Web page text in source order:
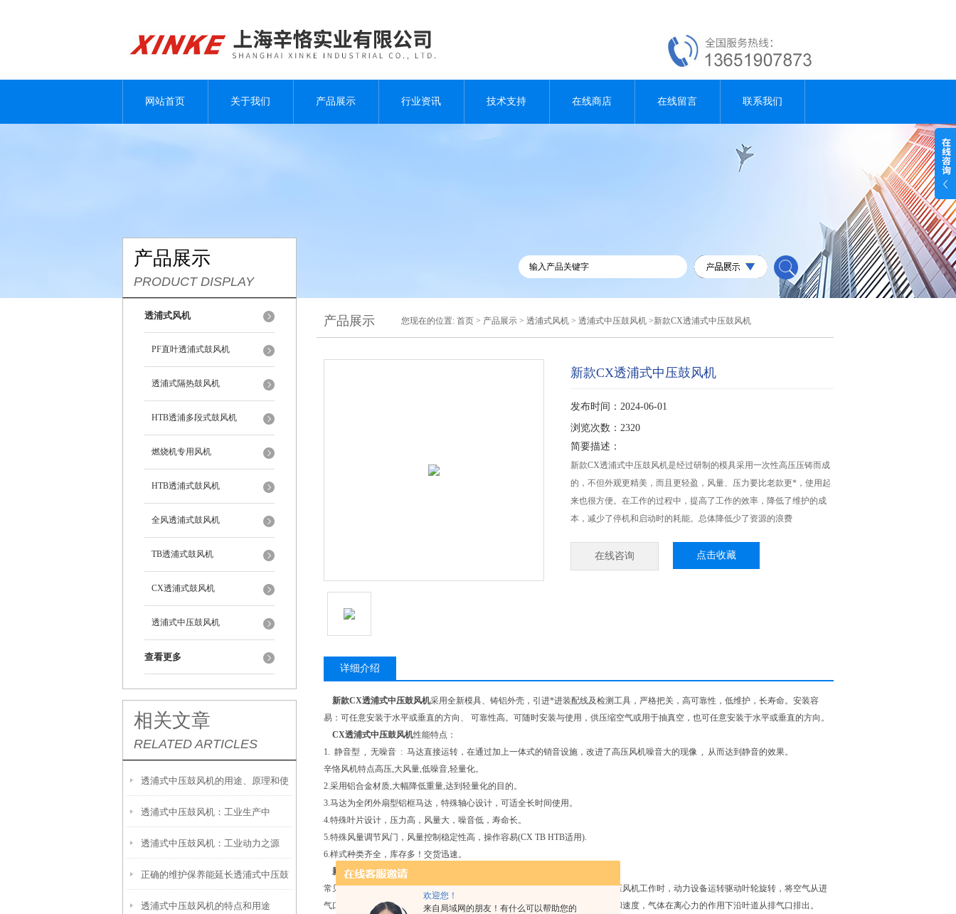
欢迎您！
来自局域网的朋友！有什么可以帮助您的
网站首页 关于我们 产品展示 行业资讯 技术支持 在线商店 在线留言 联系我们
产品展示
PRODUCT DISPLAY
透浦式风机
PF直叶透浦式鼓风机
透浦式隔热鼓风机
HTB透浦多段式鼓风机
燃烧机专用风机
HTB透浦式鼓风机
全风透浦式鼓风机
TB透浦式鼓风机
CX透浦式鼓风机
透浦式中压鼓风机
查看更多
相关文章
RELATED ARTICLES
透浦式中压鼓风机的用途、原理和使
用方法
透浦式中压鼓风机：工业生产中
的“动力之源”
透浦式中压鼓风机：工业动力之源
正确的维护保养能延长透浦式中压鼓
风机使用寿命
透浦式中压鼓风机的特点和用途
产品展示 您现在的位置: 首页 > 产品展示 > 透浦式风机 > 透浦式中压鼓风机 >新款CX透浦式中压鼓风机
新款CX透浦式中压鼓风机
发布时间：2024-06-01
浏览次数：2320
简要描述：
新款CX透浦式中压鼓风机是经过研制的模具采用一次性高压压铸而成
的，不但外观更精美，而且更轻盈，风量、压力要比老款更*，使用起
来也很方便。在工作的过程中，提高了工作的效率，降低了维护的成
本，减少了停机和启动时的耗能。总体降低少了资源的浪费
在线咨询 点击收藏
详细介绍
新款CX透浦式中压鼓风机采用全新模具、铸铝外壳，引进*进装配线及检测工具，严格把关，高可靠性，低维护，长寿命。安装容
易：可任意安装于水平或垂直的方向、 可靠性高。可随时安装与使用，供压缩空气或用于抽真空，也可任意安装于水平或垂直的方向。
CX透浦式中压鼓风机性能特点：
1. 静音型 , 无噪音 : 马达直接运转，在通过加上一体式的销音设施，改进了高压风机噪音大的现像 , 从而达到静音的效果。
辛恪风机特点高压,大风量,低噪音,轻量化。
2.采用铝合金材质,大幅降低重量,达到轻量化的目的。
3.马达为全闭外扇型铝框马达，特殊轴心设计，可适全长时间使用。
4.特殊叶片设计，压力高，风量大，噪音低，寿命长。
5.特殊风量调节风门，风量控制稳定性高，操作容易(CX TB HTB适用).
6.样式种类齐全，库存多！交货迅速。
新款CX透浦式中压鼓风机
常见中压风机为离心风机，的叶轮外覆有机械外壳，叶轮的中心为进气口。中压风机工作时，动力设备运转驱动叶轮旋转，将空气从进
气口吸入。离心风机的叶片转动过程中对气体施加动力作用，提高气体的压力和速度，气体在离心力的作用下沿叶道从排气口排出。